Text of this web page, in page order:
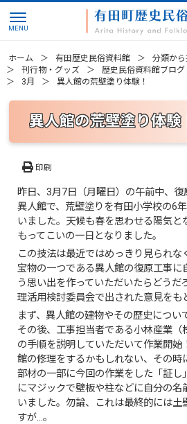
ホーム 有田歴史民俗資料館
分類から
刊行物・グッズ
歴史民俗資料館ブログ
3月
異人館の荒壁塗り体験！
異人館の荒壁塗り体験
印刷
昨日、3月7日（月曜日）の午前中、復
異人館で、荒壁塗りを有田小学校の6
いました。天候も春を思わせる陽気と
もってこいの一日となりました。
この技法は最近ではめっきり見られな
宝物の一つである異人館の復原工事に
う思い出を作っていただいたらどうだ
理活用検討委員会で出された意見をも
まず、異人館の建物やその歴史につい
その後、工事担当者である小林産業（
の手順を説明していただいて作業開始
館の修理をするかもしれない、その時
部材の一部に今回の作業をした「証し
にマジックで壁板や柱などに自分の名
いました。勿論、これは最終的には土
すが…。